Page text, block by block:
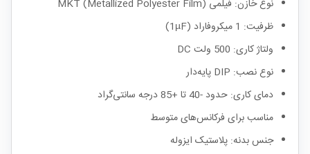
نوع خازن: فیلمی MKT (Metallized Polyester Film)
ظرفیت: 1 میکروفاراد (1µF)
ولتاژ کاری: 500 ولت DC
نوع نصب: DIP پایه‌دار
دمای کاری: حدود -40 تا +85 درجه سانتی‌گراد
مناسب برای فرکانس‌های متوسط
جنس بدنه: پلاستیک ایزوله